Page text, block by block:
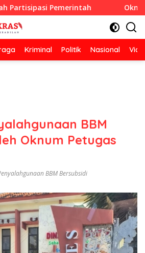
Pemerintah Oknum Guru
Kriminal Politik Nasional
BBM
Oknum Petugas
BBM Bersubsidi